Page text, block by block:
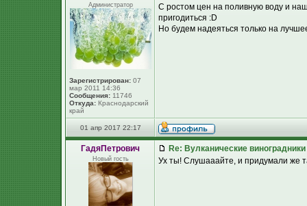
Администратор
Зарегистрирован: 07
мар 2011 14:36
Сообщения: 11746
Откуда: Краснодарский
край
С ростом цен на поливную воду и
пригодиться :D
Но будем надеяться только на
01 апр 2017 22:17
ГадяПетрович
Новый гость
Re: Вулканические
Ух ты! Слушааайте, и придумали же